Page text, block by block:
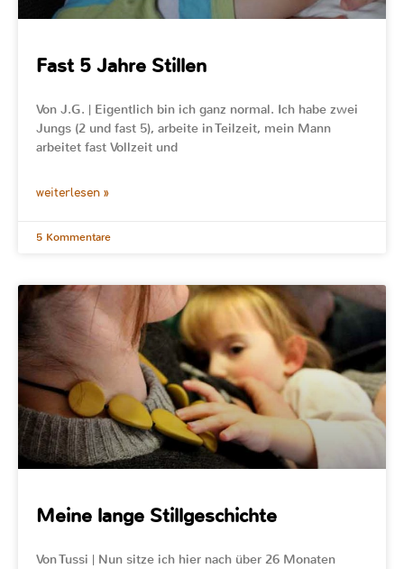
Fast 5 Jahre Stillen
Von J.G. | Eigentlich bin ich ganz normal. Ich habe zwei
Jungs (2 und fast 5), arbeite in Teilzeit, mein Mann
arbeitet fast Vollzeit und
weiterlesen »
5 Kommentare
Meine lange Stillgeschichte
Von Tussi | Nun sitze ich hier nach über 26 Monaten